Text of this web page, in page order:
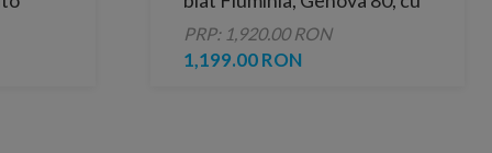
blat și raft deschis
PRP: 1,920.00 RON
1,199.00 RON